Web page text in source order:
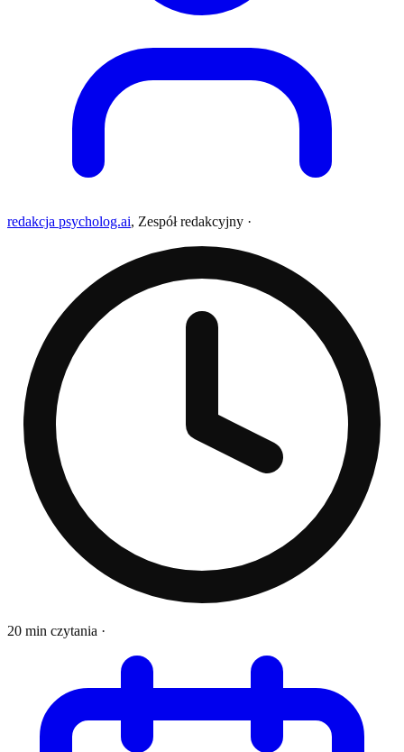
redakcja psycholog.ai, Zespół redakcyjny ·
20 min czytania ·